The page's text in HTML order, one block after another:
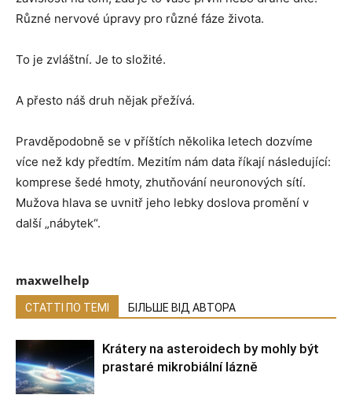
Různé nervové úpravy pro různé fáze života.
To je zvláštní. Je to složité.
A přesto náš druh nějak přežívá.
Pravděpodobně se v příštích několika letech dozvíme
více než kdy předtím. Mezitím nám data říkají následující:
komprese šedé hmoty, zhutňování neuronových sítí.
Mužova hlava se uvnitř jeho lebky doslova promění v
další „nábytek“.
maxwelhelp
СТАТТІ ПО ТЕМІ БІЛЬШЕ ВІД АВТОРА
Krátery na asteroidech by mohly být
prastaré mikrobiální lázně